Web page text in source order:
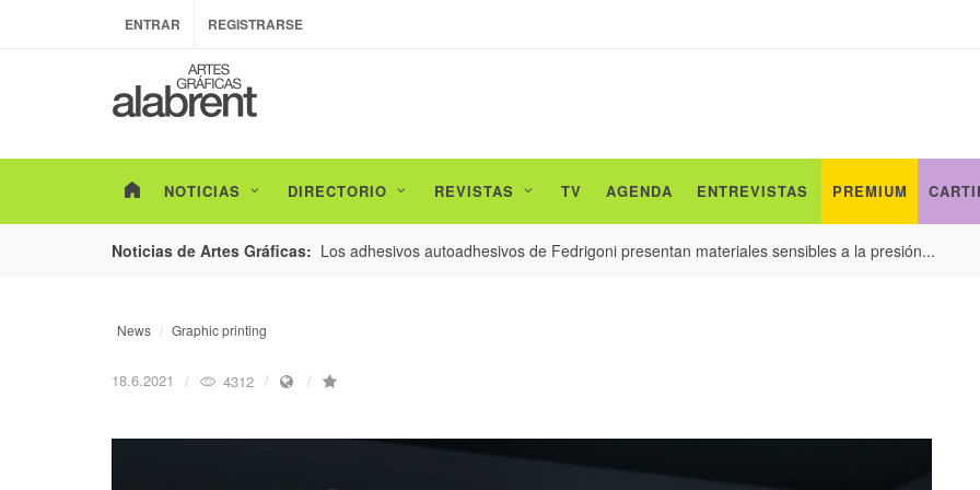
ENTRAR REGISTRARSE
NOTICIAS DIRECTORIO REVISTAS TV AGENDA ENTREVISTAS PREMIUM
Noticias de Artes Gráficas:
de envases con un nuevo estudio de Los adhesivos autoadhesivos de Fedrigoni presentan materiales sensibles a la presión...
News Graphic printing
18.6.2021 4312